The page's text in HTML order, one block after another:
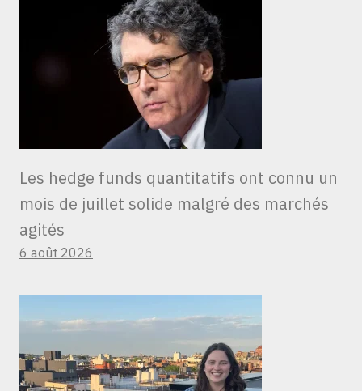
Les hedge funds quantitatifs ont connu un
mois de juillet solide malgré des marchés
agités
6 août 2026